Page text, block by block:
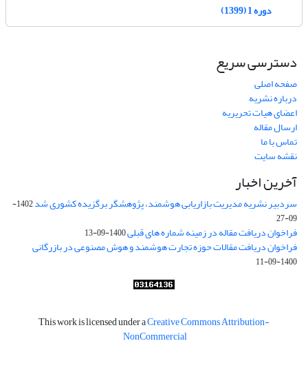
دوره 1 (1399)
دسترسی سریع
صفحه اصلی
درباره نشریه
اعضای هیات تحریریه
ارسال مقاله
تماس با ما
نقشه سایت
آخرین اخبار
سردبیر نشریه مدیریت بازاریابی هوشمند، پژوهشگر برگزیده کشوری شد
1402-
09-27
فراخوان دریافت مقاله در زمینه شماره های قبلی1400-09-13
فراخوان دریافت مقالات حوزه تجارت هوشمند و هوش مصنوعی در بازرگانی
1400-09-11
This work is licensed under aCreative Commons Attribution-
NonCommercial